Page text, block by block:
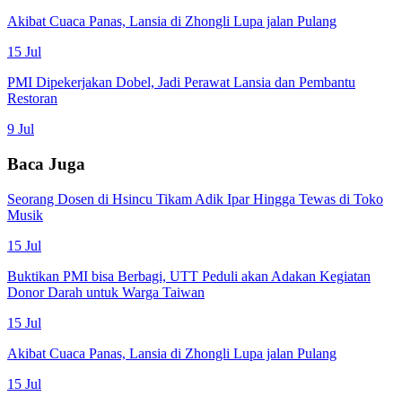
Akibat Cuaca Panas, Lansia di Zhongli Lupa jalan Pulang
15 Jul
PMI Dipekerjakan Dobel, Jadi Perawat Lansia dan Pembantu
Restoran
9 Jul
Baca Juga
Seorang Dosen di Hsincu Tikam Adik Ipar Hingga Tewas di Toko
Musik
15 Jul
Buktikan PMI bisa Berbagi, UTT Peduli akan Adakan Kegiatan
Donor Darah untuk Warga Taiwan
15 Jul
Akibat Cuaca Panas, Lansia di Zhongli Lupa jalan Pulang
15 Jul